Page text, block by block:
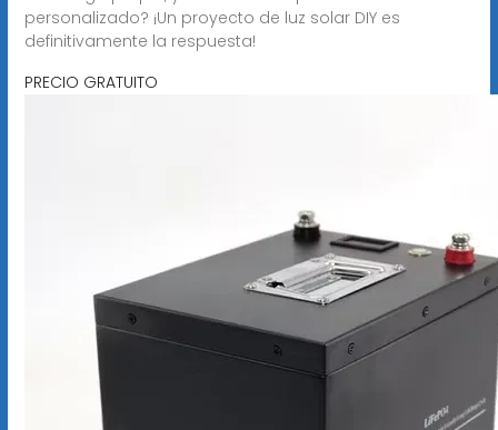
personalizado? ¡Un proyecto de luz solar DIY es
definitivamente la respuesta!
PRECIO GRATUITO